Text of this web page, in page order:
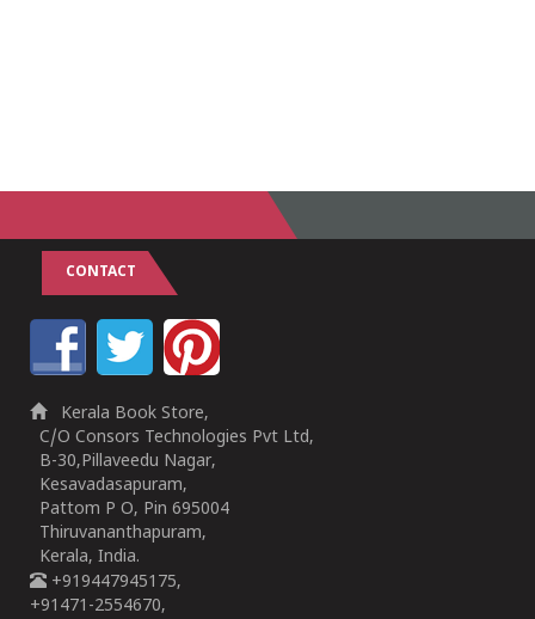
CONTACT
Kerala Book Store,
C/O Consors Technologies Pvt Ltd,
B-30,Pillaveedu Nagar,
Kesavadasapuram,
Pattom P O, Pin 695004
Thiruvananthapuram,
Kerala, India.
+919447945175,
+91471-2554670,